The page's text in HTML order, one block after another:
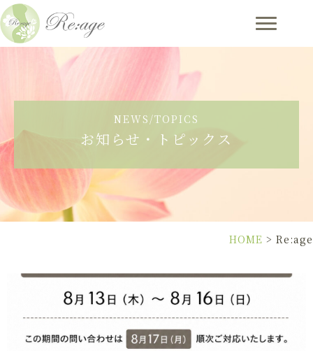
NEWS/TOPICS
お知らせ・トピックス
HOME > Re:age